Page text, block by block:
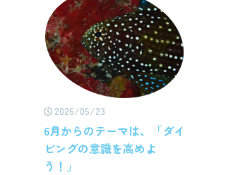
2026/05/23
6月からのテーマは、「ダイ
ビングの意識を高めよ
う！」